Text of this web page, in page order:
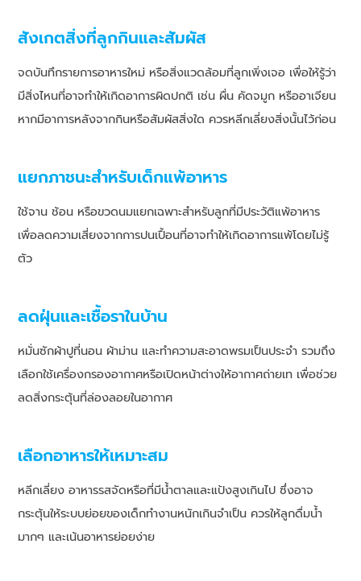
สังเกตสิ่งที่ลูกกินและสัมผัส
จดบันทึกรายการอาหารใหม่ หรือสิ่งแวดล้อมที่ลูกเพิ่งเจอ เพื่อให้รู้ว่า
มีสิ่งไหนที่อาจทำให้เกิดอาการผิดปกติ เช่น ผื่น คัดจมูก หรืออาเจียน
หากมีอาการหลังจากกินหรือสัมผัสสิ่งใด ควรหลีกเลี่ยงสิ่งนั้นไว้ก่อน
แยกภาชนะสำหรับเด็กแพ้อาหาร
ใช้จาน ช้อน หรือขวดนมแยกเฉพาะสำหรับลูกที่มีประวัติแพ้อาหาร
เพื่อลดความเสี่ยงจากการปนเปื้อนที่อาจทำให้เกิดอาการแพ้โดยไม่รู้
ตัว
ลดฝุ่นและเชื้อราในบ้าน
หมั่นซักผ้าปูที่นอน ผ้าม่าน และทำความสะอาดพรมเป็นประจำ รวมถึง
เลือกใช้เครื่องกรองอากาศหรือเปิดหน้าต่างให้อากาศถ่ายเท เพื่อช่วย
ลดสิ่งกระตุ้นที่ล่องลอยในอากาศ
เลือกอาหารให้เหมาะสม
หลีกเลี่ยง อาหารรสจัดหรือที่มีน้ำตาลและแป้งสูงเกินไป ซึ่งอาจ
กระตุ้นให้ระบบย่อยของเด็กทำงานหนักเกินจำเป็น ควรให้ลูกดื่มน้ำ
มากๆ และเน้นอาหารย่อยง่าย